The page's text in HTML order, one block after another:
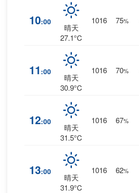
10:00
晴天
27.1°C
1016 75%
11 :00
晴天
30.9°C
1016 70%
12:00
晴天
31.5°C
1016 67%
13:00
晴天
31.9°C
1016 62%